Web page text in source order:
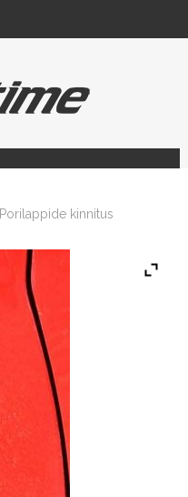
Porilappide kinnitus